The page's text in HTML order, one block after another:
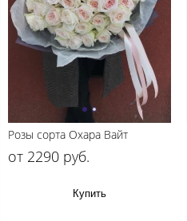
Розы сорта Охара Вайт
от 2290 руб.
Купить